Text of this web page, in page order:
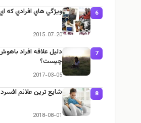
ويژگي هاي افرادي كه اي كيو پایین دارند
2015-07-20
دلیل علاقه افراد باهوش به تنهایی
چیست؟
2017-03-05
شایع ترین علائم افسردگی چیست؟
2018-08-01